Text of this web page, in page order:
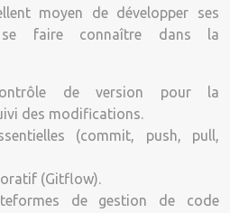
moyen de développer ses
faire connaître dans la
de version pour la
des modifications.
(commit, push, pull,
(Gitflow).
de gestion de code